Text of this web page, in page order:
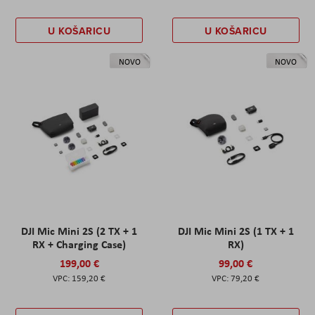
U KOŠARICU U KOŠARICU
NOVO
DJI Mic Mini 2S (2 TX + 1
RX + Charging Case)
199,00 €
159,20 €
NOVO
DJI Mic Mini 2S (1 TX + 1
RX)
99,00 €
79,20 €